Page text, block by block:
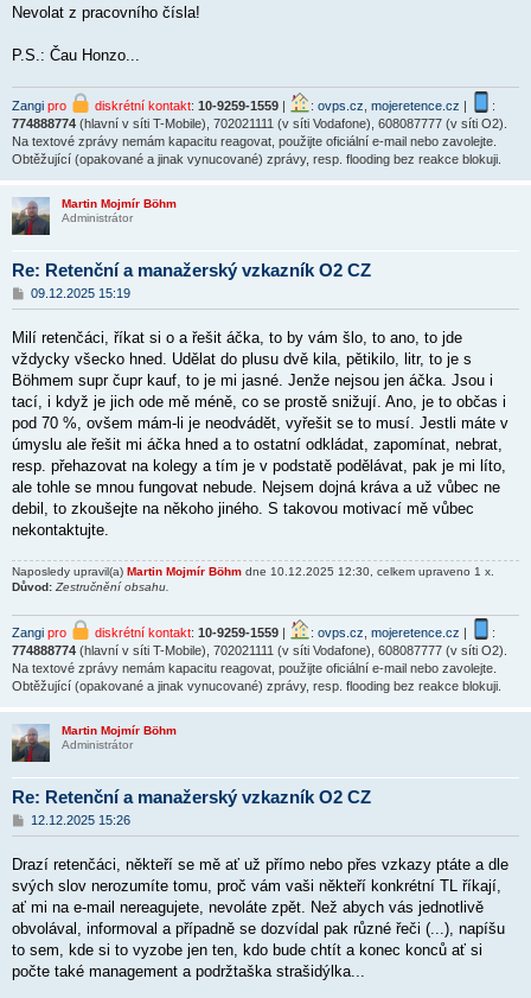
Nevolat z pracovního čísla!
P.S.: Čau Honzo...
Zangi pro diskrétní kontakt: 10-9259-1559 | : ovps.cz mojeretence.cz |
:
774888774 (hlavní v síti T-Mobile), 702021111 (v síti Vodafone), 608087777 (v síti O2).
Na textové zprávy nemám kapacitu reagovat, použijte oficiální e-mail nebo zavolejte.
Obtěžující (opakované a jinak vynucované) zprávy, resp. flooding bez reakce blokuji.
Martin Mojmír Böhm
Administrátor
Re: Retenční a manažerský vzkazník O2 CZ
P
ř
s
p
ě
v
e
09.12.2025 15:19
Milí retenčáci, říkat si o a řešit áčka, to by vám šlo, to ano, to jde
vždycky všecko hned. Udělat do plusu dvě kila, pětikilo, litr, to je s
Böhmem supr čupr kauf, to je mi jasné. Jenže nejsou jen áčka. Jsou i
tací, i když je jich ode mě méně, co se prostě snižují. Ano, je to občas i
pod 70 %, ovšem mám-li je neodvádět, vyřešit se to musí. Jestli máte v
úmyslu ale řešit mi áčka hned a to ostatní odkládat, zapomínat, nebrat,
resp. přehazovat na kolegy a tím je v podstatě podělávat, pak je mi líto,
ale tohle se mnou fungovat nebude. Nejsem dojná kráva a už vůbec ne
debil, to zkoušejte na někoho jiného. S takovou motivací mě vůbec
nekontaktujte.
Naposledy upravil(a) Martin Mojmír Böhm dne 10.12.2025 12:30, celkem upraveno 1 x.
Důvod: Zestručnění obsahu.
Zangi pro diskrétní kontakt: 10-9259-1559 | : ovps.cz mojeretence.cz |
:
774888774 (hlavní v síti T-Mobile), 702021111 (v síti Vodafone), 608087777 (v síti O2).
Na textové zprávy nemám kapacitu reagovat, použijte oficiální e-mail nebo zavolejte.
Obtěžující (opakované a jinak vynucované) zprávy, resp. flooding bez reakce blokuji.
Martin Mojmír Böhm
Administrátor
Re: Retenční a manažerský vzkazník O2 CZ
P
ř
s
p
ě
v
e
12.12.2025 15:26
Drazí retenčáci, někteří se mě ať už přímo nebo přes vzkazy ptáte a dle
svých slov nerozumíte tomu, proč vám vaši někteří konkrétní TL říkají,
ať mi na e-mail nereagujete, nevoláte zpět. Než abych vás jednotlivě
obvolával, informoval a případně se dozvídal pak různé řeči (...), napíšu
to sem, kde si to vyzobe jen ten, kdo bude chtít a konec konců ať si
počte také management a podržtaška strašidýlka...